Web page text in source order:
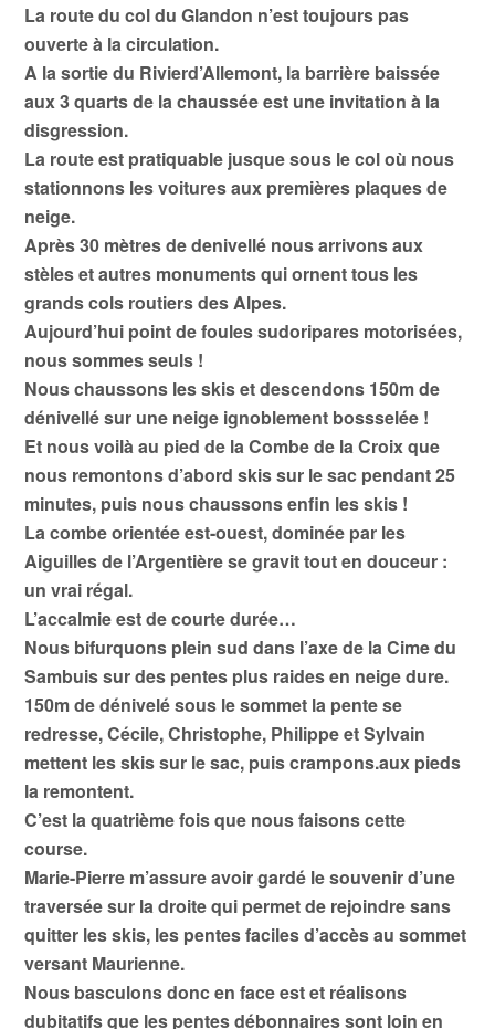
La route du col du Glandon n’est toujours pas
ouverte à la circulation.
A la sortie du Rivierd’Allemont, la barrière baissée
aux 3 quarts de la chaussée est une invitation à la
disgression.
La route est pratiquable jusque sous le col où nous
stationnons les voitures aux premières plaques de
neige.
Après 30 mètres de denivellé nous arrivons aux
stèles et autres monuments qui ornent tous les
grands cols routiers des Alpes.
Aujourd’hui point de foules sudoripares motorisées,
nous sommes seuls !
Nous chaussons les skis et descendons 150m de
dénivellé sur une neige ignoblement bossselée !
Et nous voilà au pied de la Combe de la Croix que
nous remontons d’abord skis sur le sac pendant 25
minutes, puis nous chaussons enfin les skis !
La combe orientée est-ouest, dominée par les
Aiguilles de l’Argentière se gravit tout en douceur :
un vrai régal.
L’accalmie est de courte durée…
Nous bifurquons plein sud dans l’axe de la Cime du
Sambuis sur des pentes plus raides en neige dure.
150m de dénivelé sous le sommet la pente se
redresse, Cécile, Christophe, Philippe et Sylvain
mettent les skis sur le sac, puis crampons.aux pieds
la remontent.
C’est la quatrième fois que nous faisons cette
course.
Marie-Pierre m’assure avoir gardé le souvenir d’une
traversée sur la droite qui permet de rejoindre sans
quitter les skis, les pentes faciles d’accès au sommet
versant Maurienne.
Nous basculons donc en face est et réalisons
dubitatifs que les pentes débonnaires sont loin en